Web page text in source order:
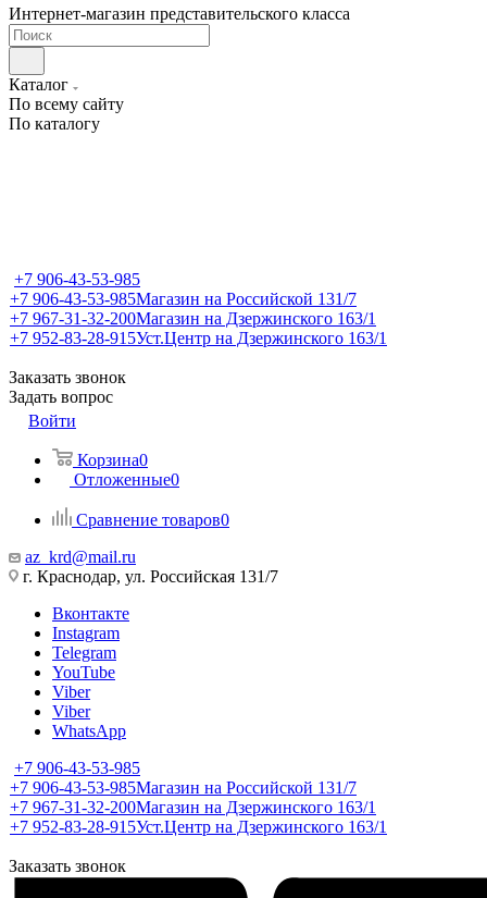
Интернет-магазин представительского класса
Каталог
По всему сайту
По каталогу
+7 906-43-53-985
+7 906-43-53-985Магазин на Российской 131/7
+7 967-31-32-200Магазин на Дзержинского 163/1
+7 952-83-28-915Уст.Центр на Дзержинского 163/1
Заказать звонок
Задать вопрос
Войти
Корзина0
Отложенные0
Сравнение товаров0
az_krd@mail.ru
г. Краснодар, ул. Российская 131/7
Вконтакте
Instagram
Telegram
YouTube
Viber
Viber
WhatsApp
+7 906-43-53-985
+7 906-43-53-985Магазин на Российской 131/7
+7 967-31-32-200Магазин на Дзержинского 163/1
+7 952-83-28-915Уст.Центр на Дзержинского 163/1
Заказать звонок